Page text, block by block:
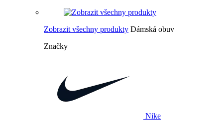
Zobrazit všechny produkty Dámská obuv
Značky
Nike